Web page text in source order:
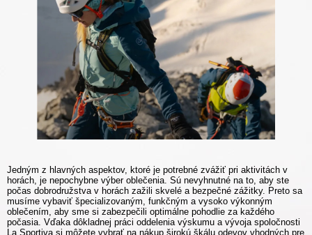
Jedným z hlavných aspektov, ktoré je potrebné zvážiť pri aktivitách v
horách, je nepochybne výber oblečenia. Sú nevyhnutné na to, aby ste
počas dobrodružstva v horách zažili skvelé a bezpečné zážitky. Preto sa
musíme vybaviť špecializovaným, funkčným a vysoko výkonným
oblečením, aby sme si zabezpečili optimálne pohodlie za každého
počasia. Vďaka dôkladnej práci oddelenia výskumu a vývoja spoločnosti
La Sportiva si môžete vybrať na nákup širokú škálu odevov vhodných pre